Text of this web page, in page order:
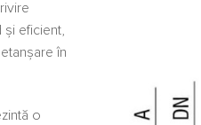
eficient,
în
o